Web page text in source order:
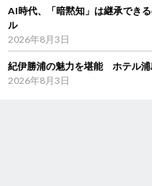
AI時代、「暗黙知」は継承でき
ル
2026年8月3日
紀伊勝浦の魅力を堪能 ホテル浦
2026年8月3日